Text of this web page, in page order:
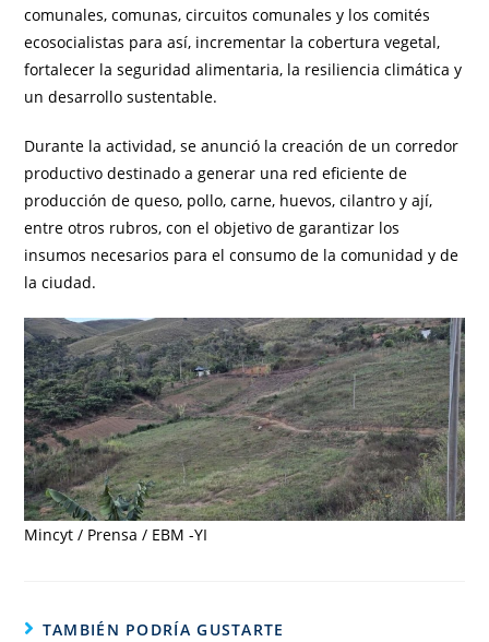
comunales, comunas, circuitos comunales y los comités
ecosocialistas para así, incrementar la cobertura vegetal,
fortalecer la seguridad alimentaria, la resiliencia climática y
un desarrollo sustentable.
Durante la actividad, se anunció la creación de un corredor
productivo destinado a generar una red eficiente de
producción de queso, pollo, carne, huevos, cilantro y ají,
entre otros rubros, con el objetivo de garantizar los
insumos necesarios para el consumo de la comunidad y de
la ciudad.
Mincyt / Prensa / EBM -YI
TAMBIÉN PODRÍA GUSTARTE